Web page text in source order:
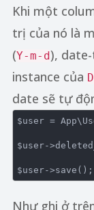
Khi một
trị của nó là
(Y-m-d),
instance của
date sẽ tự
$user =
$user-
Như ghi ở